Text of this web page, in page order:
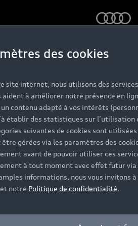
du savoir-faire de
évolutions
Audi et disponibles
Modèles
des cookies
site internet, nous utilisons des
aident à améliorer notre présence en
contenu adapté à vos intérêts
établir des statistiques sur l’utilisation
suivantes de cookies sont
gérées via les paramètres des
avant de pouvoir utiliser ces
à tout moment avec effet futur via
informations, nous vous invitons
notre Politique de confidentialité.